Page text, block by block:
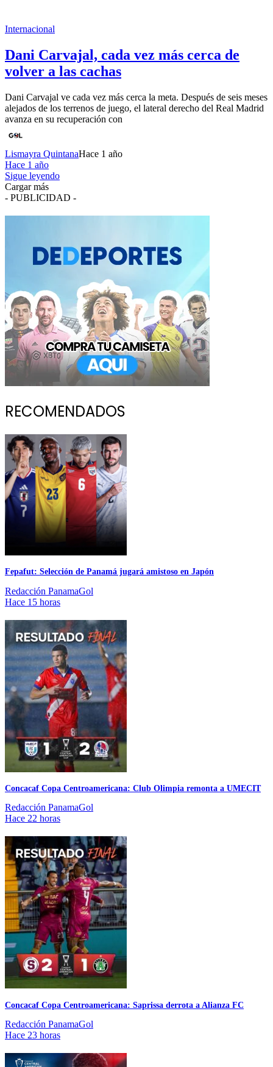
Internacional
Dani Carvajal, cada vez más cerca de
volver a las cachas
Dani Carvajal ve cada vez más cerca la meta. Después de seis meses
alejados de los terrenos de juego, el lateral derecho del Real Madrid
avanza en su recuperación con
Lismayra QuintanaHace 1 año
Hace 1 año
Sigue leyendo
Cargar más
- PUBLICIDAD -
RECOMENDADOS
Fepafut: Selección de Panamá jugará amistoso en Japón
Redacción PanamaGol
Hace 15 horas
Concacaf Copa Centroamericana: Club Olimpia remonta a UMECIT
Redacción PanamaGol
Hace 22 horas
Concacaf Copa Centroamericana: Saprissa derrota a Alianza FC
Redacción PanamaGol
Hace 23 horas